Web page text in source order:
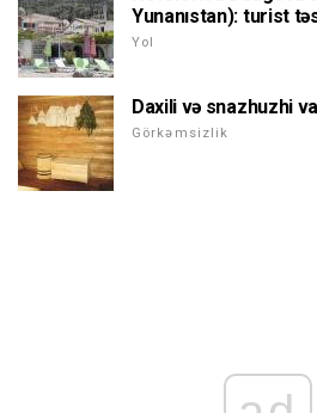
Yunanıstan): turist
Yol
Daxili və snazhuzhi
Görkəmsizlik